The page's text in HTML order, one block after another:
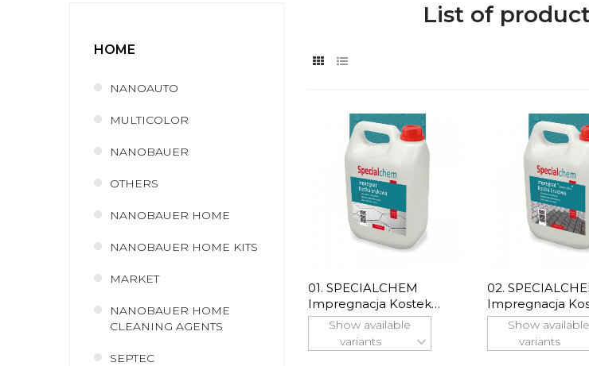
HOME
NANOAUTO
MULTICOLOR
NANOBAUER
OTHERS
NANOBAUER HOME
NANOBAUER HOME KITS
MARKET
NANOBAUER HOME
CLEANING AGENTS
SEPTEC
List of
01. SPECIALCHEM
Impregnacja Kostek
Brukowych
Show available
variants
02.
Impregnacja
Brukowych
Show available
variants